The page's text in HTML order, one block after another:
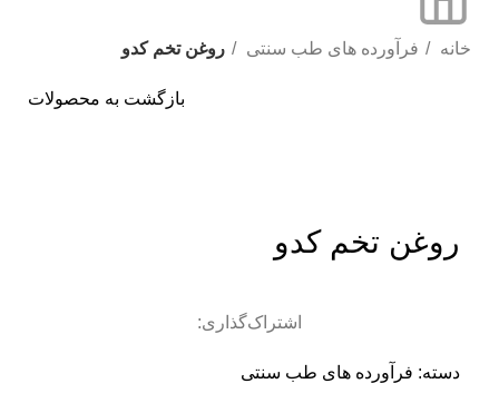
خانه فرآورده های طب سنتی روغن تخم کدو
بازگشت به محصولات
روغن تخم کدو
اشتراک‌گذاری:
دسته: فرآورده های طب سنتی